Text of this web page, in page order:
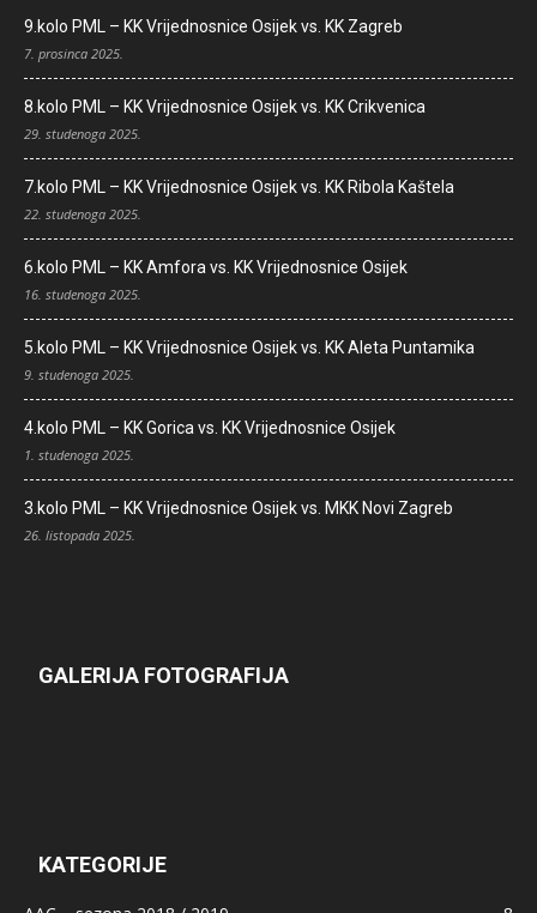
9.kolo PML – KK Vrijednosnice Osijek vs. KK Zagreb
7. prosinca 2025.
8.kolo PML – KK Vrijednosnice Osijek vs. KK Crikvenica
29. studenoga 2025.
7.kolo PML – KK Vrijednosnice Osijek vs. KK Ribola Kaštela
22. studenoga 2025.
6.kolo PML – KK Amfora vs. KK Vrijednosnice Osijek
16. studenoga 2025.
5.kolo PML – KK Vrijednosnice Osijek vs. KK Aleta Puntamika
9. studenoga 2025.
4.kolo PML – KK Gorica vs. KK Vrijednosnice Osijek
1. studenoga 2025.
3.kolo PML – KK Vrijednosnice Osijek vs. MKK Novi Zagreb
26. listopada 2025.
GALERIJA FOTOGRAFIJA
KATEGORIJE